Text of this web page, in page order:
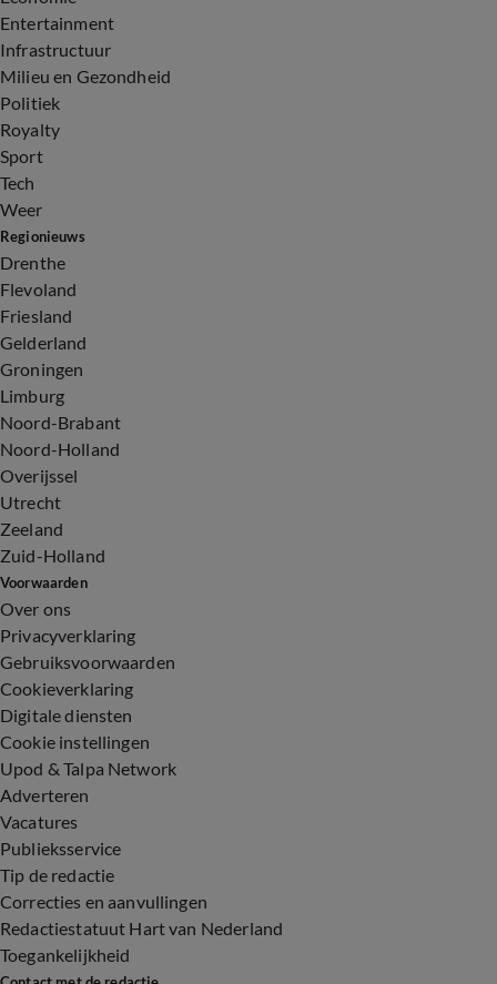
Entertainment
Infrastructuur
Milieu en Gezondheid
Politiek
Royalty
Sport
Tech
Weer
Regionieuws
Drenthe
Flevoland
Friesland
Gelderland
Groningen
Limburg
Noord-Brabant
Noord-Holland
Overijssel
Utrecht
Zeeland
Zuid-Holland
Voorwaarden
Over ons
Privacyverklaring
Gebruiksvoorwaarden
Cookieverklaring
Digitale diensten
Cookie instellingen
Upod & Talpa Network
Adverteren
Vacatures
Publieksservice
Tip de redactie
Correcties en aanvullingen
Redactiestatuut Hart van Nederland
Toegankelijkheid